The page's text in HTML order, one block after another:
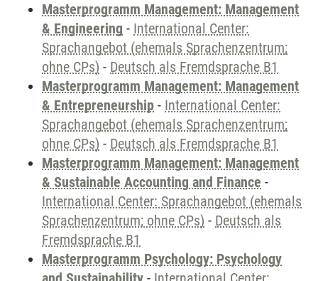
Masterprogramm Management: Management
& Engineering - International Center:
Sprachangebot (ehemals Sprachenzentrum;
ohne CPs) - Deutsch als Fremdsprache B1
Masterprogramm Management: Management
& Entrepreneurship - International Center:
Sprachangebot (ehemals Sprachenzentrum;
ohne CPs) - Deutsch als Fremdsprache B1
Masterprogramm Management: Management
& Sustainable Accounting and Finance -
International Center: Sprachangebot (ehemals
Sprachenzentrum; ohne CPs) - Deutsch als
Fremdsprache B1
Masterprogramm Psychology: Psychology